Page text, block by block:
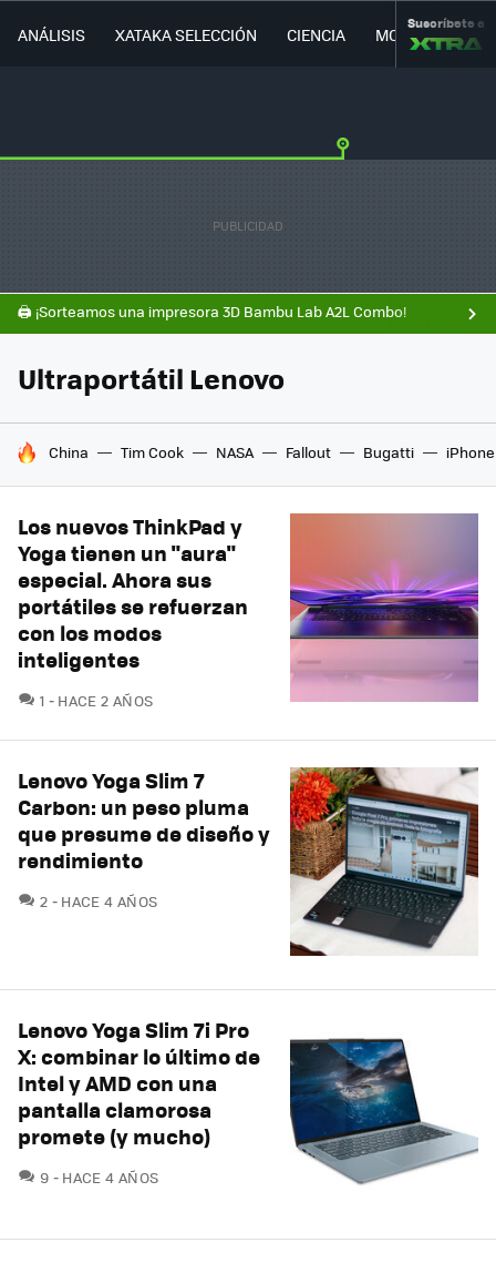
ANÁLISIS XATAKA SELECCIÓN CIENCIA MOVILIDAD
Suscríbete a
🖨️ ¡Sorteamos una impresora 3D Bambu Lab A2L Combo!
Ultraportátil Lenovo
HOY SE HABLA DE
China Tim Cook NASA Fallout Bugatti iPhone
Los nuevos ThinkPad y
Yoga tienen un "aura"
especial. Ahora sus
portátiles se refuerzan
con los modos
inteligentes
1 COMENTARIOS
HACE 2 AÑOS
Lenovo Yoga Slim 7
Carbon: un peso pluma
que presume de diseño y
rendimiento
2 COMENTARIOS
HACE 4 AÑOS
Lenovo Yoga Slim 7i Pro
X: combinar lo último de
Intel y AMD con una
pantalla clamorosa
promete (y mucho)
9 COMENTARIOS
HACE 4 AÑOS